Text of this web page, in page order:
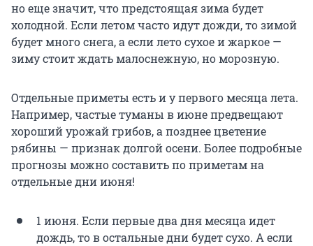
но еще значит, что предстоящая зима будет
холодной. Если летом часто идут дожди, то зимой
будет много снега, а если лето сухое и жаркое —
зиму стоит ждать малоснежную, но морозную.
Отдельные приметы есть и у первого месяца лета.
Например, частые туманы в июне предвещают
хороший урожай грибов, а позднее цветение
рябины — признак долгой осени. Более подробные
прогнозы можно составить по приметам на
отдельные дни июня!
1 июня. Если первые два дня месяца идет
дождь, то в остальные дни будет сухо. А если